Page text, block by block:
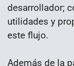
desarrollador;
utilidades y
este flujo.
Además de la